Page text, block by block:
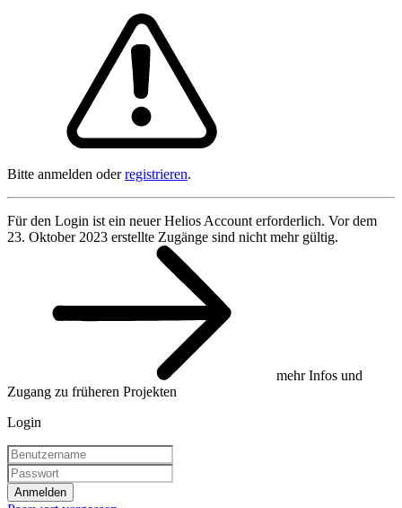
Bitte anmelden oderregistrieren.
Für den Login ist ein neuer Helios Account erforderlich. Vor dem
23. Oktober 2023 erstellte Zugänge sind nicht mehr gültig.
mehr Infos und
Zugang zu früheren Projekten
Login
Anmelden